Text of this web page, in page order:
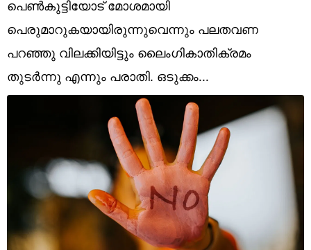
world
Technology
Religion
Web Story
Short Videos
പെൺകുട്ടിയോട് മോശമായി
പെരുമാറുകയായിരുന്നുവെന്നും പലതവണ
പറഞ്ഞു വിലക്കിയിട്ടും ലൈംഗികാതിക്രമം
തുടർന്നു എന്നും പരാതി. ഒടുക്കം...